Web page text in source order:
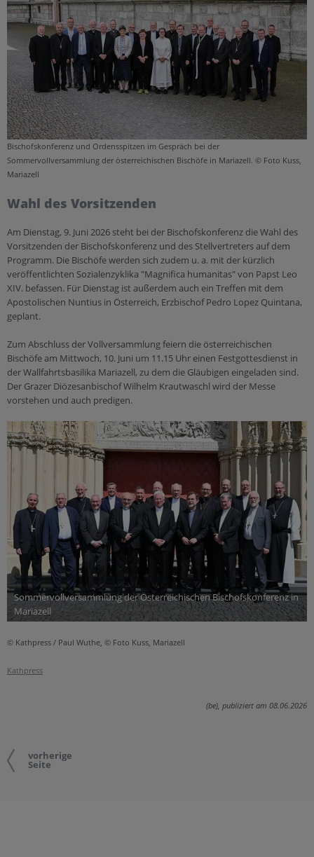
Dienste
Selige & Heilige
Glaube
Gott
Christentum für Einsteiger
Heiliger Geist
Jesus
Gemeinschaft
Prävention & Kinder/Jugendschutz
Sekten & Weltanschauungsfragen
Bischofskonferenz und Ordensspitzen im Gespräch bei der
Sommervollversammlung der österreichischen Bischöfe in Mariazell. © Foto Kuss,
Mariazell
Wahl des Vorsitzenden
Am Dienstag, 9. Juni 2026 steht bei der Bischofskonferenz die Wahl des
Vorsitzenden der Bischofskonferenz und des Stellvertreters auf dem
Programm. Die Bischöfe werden sich zudem u. a. mit der kürzlich
veröffentlichten Sozialenzyklika "Magnifica humanitas" von Papst Leo
XIV. befassen. Für Dienstag ist außerdem auch ein Treffen mit dem
Apostolischen Nuntius in Österreich, Erzbischof Pedro Lopez Quintana,
geplant.
Zum Abschluss der Vollversammlung feiern die österreichischen
Bischöfe am Mittwoch, 10. Juni um 11.15 Uhr einen Festgottesdienst in
der Wallfahrtsbasilika Mariazell, zu dem die Gläubigen eingeladen sind.
Der Grazer Diözesanbischof Wilhelm Krautwaschl wird der Messe
vorstehen und auch predigen.
Sommervollversammlung der Österreichischen Bischofskonferenz in
Mariazell
© Kathpress / Paul Wuthe, © Foto Kuss, Mariazell
Kathpress
(be), publiziert am 08.06.2026
vorherige
Seite